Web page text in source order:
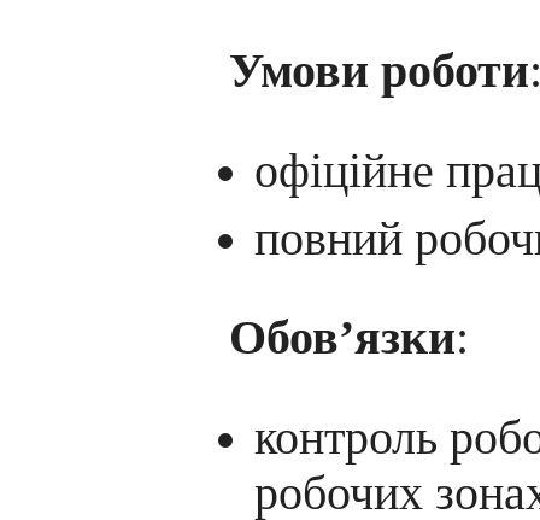
Умови роботи
офіційне
повний
Обов’язки:
контроль
робочих